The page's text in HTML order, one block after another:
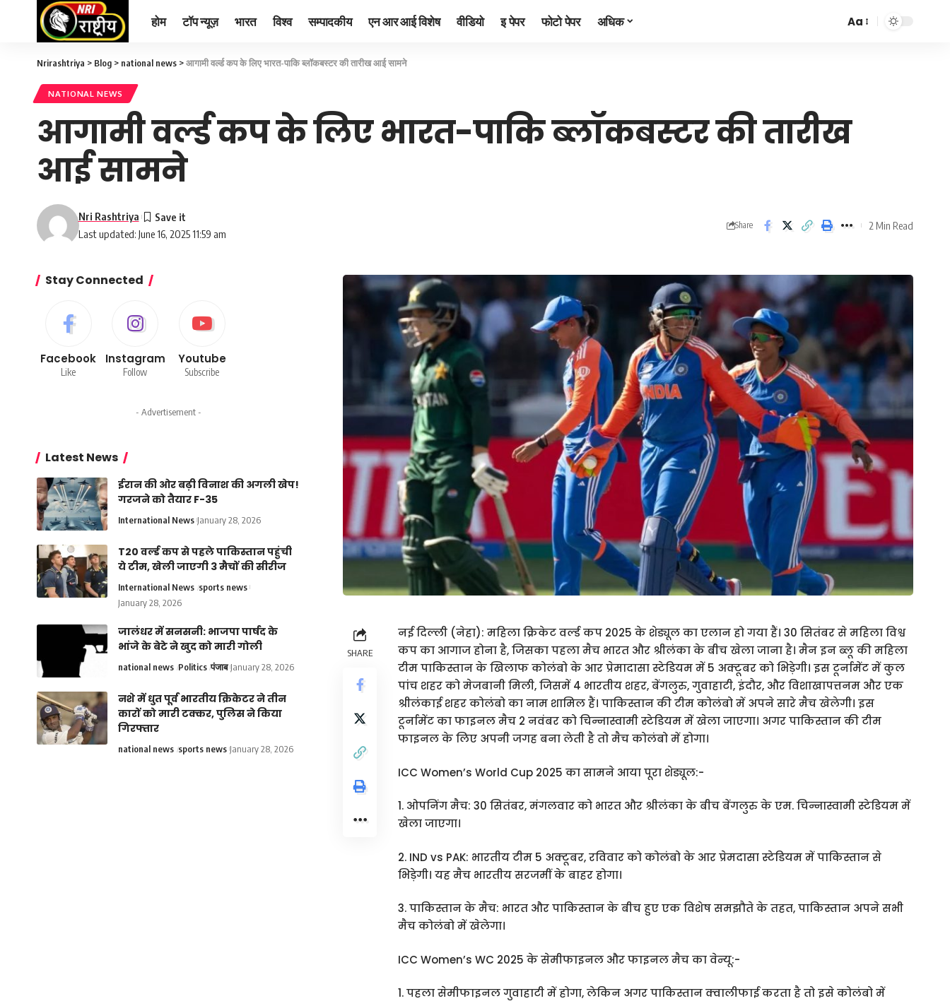
होम टॉप न्यूज़ भारत विश्व सम्पादकीय एन आर आई विशेष वीडियो इ पेपर फोटो पेपर अधिक
Font
Aa
Nrirashtriya > Blog > national news >आगामी वर्ल्ड कप के लिए भारत-पाकि ब्लॉकबस्टर की तारीख आई सामने
NATIONAL NEWS
आगामी वर्ल्ड कप के लिए भारत-पाकि ब्लॉकबस्टर की तारीख
आई सामने
Last updated: June 16, 2025 11:59 am
Nri Rashtriya
Share 2 Min Read
SHARE
नई दिल्ली (नेहा): महिला क्रिकेट वर्ल्ड कप 2025 के शेड्यूल का एलान हो गया हैं। 30 सितंबर से महिला विश्व
कप का आगाज होना है, जिसका पहला मैच भारत और श्रीलंका के बीच खेला जाना है। मैन इन ब्लू की महिला
टीम पाकिस्तान के खिलाफ कोलंबो के आर प्रेमादासा स्टेडियम में 5 अक्टूबर को भिड़ेगी। इस टूर्नामेंट में कुल
पांच शहर को मेजबानी मिली, जिसमें 4 भारतीय शहर, बेंगलुरु, गुवाहाटी, इंदौर, और विशाखापत्तनम और एक
श्रीलंकाई शहर कोलंबो का नाम शामिल हैं। पाकिस्तान की टीम कोलंबो में अपने सारे मैच खेलेगी। इस
टूर्नामेंट का फाइनल मैच 2 नवंबर को चिन्नास्वामी स्टेडियम में खेला जाएगा। अगर पाकिस्तान की टीम
फाइनल के लिए अपनी जगह बना लेती है तो मैच कोलंबो में होगा।
ICC Women’s World Cup 2025 का सामने आया पूरा शेड्यूल:-
1. ओपनिंग मैच: 30 सितंबर, मंगलवार को भारत और श्रीलंका के बीच बेंगलुरु के एम. चिन्नास्वामी स्टेडियम में
खेला जाएगा।
2. IND vs PAK: भारतीय टीम 5 अक्टूबर, रविवार को कोलंबो के आर प्रेमदासा स्टेडियम में पाकिस्तान से
भिड़ेगी। यह मैच भारतीय सरजमीं के बाहर होगा।
3. पाकिस्तान के मैच: भारत और पाकिस्तान के बीच हुए एक विशेष समझौते के तहत, पाकिस्तान अपने सभी
मैच कोलंबो में खेलेगा।
ICC Women’s WC 2025 के सेमीफाइनल और फाइनल मैच का वेन्यू:-
1. पहला सेमीफाइनल गुवाहाटी में होगा, लेकिन अगर पाकिस्तान क्वालीफाई करता है तो इसे कोलंबो में
Stay Connected
Facebook
Like
Instagram
Follow
Youtube
Subscribe
- Advertisement -
Latest News
ईरान की ओर बढ़ी विनाश की अगली खेप!
गरजने को तैयार F-35
International News January 28, 2026
T20 वर्ल्ड कप से पहले पाकिस्तान पहुंची
ये टीम, खेली जाएगी 3 मैचों की सीरीज
International News sports news
January 28, 2026
जालंधर में सनसनी: भाजपा पार्षद के
भांजे के बेटे ने खुद को मारी गोली
national news Politics पंजाब January 28, 2026
नशे में धुत पूर्व भारतीय क्रिकेटर ने तीन
कारों को मारी टक्कर, पुलिस ने किया
गिरफ्तार
national news sports news January 28, 2026